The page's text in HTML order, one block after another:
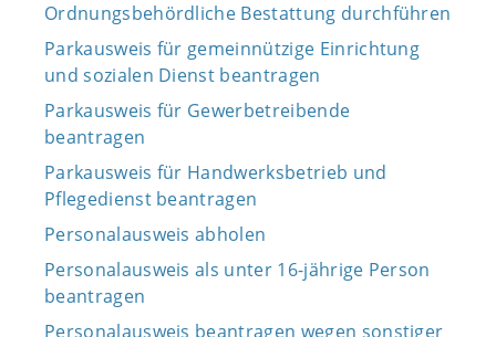
Ordnungsbehördliche Bestattung durchführen
Parkausweis für gemeinnützige Einrichtung
und sozialen Dienst beantragen
Parkausweis für Gewerbetreibende
beantragen
Parkausweis für Handwerksbetrieb und
Pflegedienst beantragen
Personalausweis abholen
Personalausweis als unter 16-jährige Person
beantragen
Personalausweis beantragen wegen sonstiger